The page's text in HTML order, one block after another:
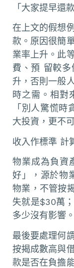
「大家提早還
在上文的假想
款。原因很簡
業率上升。此
費、預 留較多
升，否則一般
時之需。相對
「別人驚慌
大投資，更不
收入作標準 計
物業成為負資
好」，源於物
物業，不管按
失就是$30萬
多少沒有影響。
最後要處理何
按揭成數高與
款是否在負擔